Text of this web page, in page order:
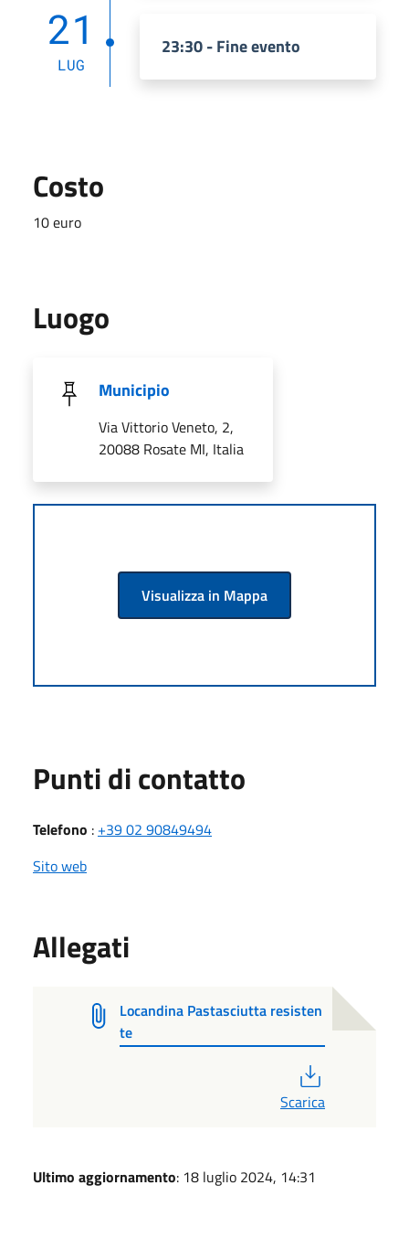
21
LUG
23:30 - Fine evento
Costo
10 euro
Luogo
Municipio
Via Vittorio Veneto, 2,
20088 Rosate MI, Italia
Visualizza in Mappa
Punti di contatto
Telefono : +39 02 90849494
Sito web
Allegati
Locandina Pastasciutta resisten
te
Scarica
Ultimo aggiornamento: 18 luglio 2024, 14:31